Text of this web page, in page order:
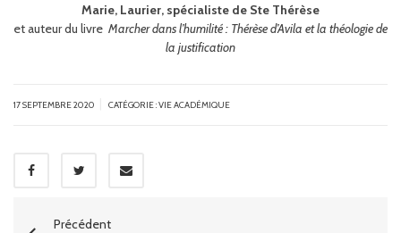
Marie, Laurier, spécialiste de Ste Thérèse
et auteur du livre Marcher dans l’humilité : Thérèse d’Avila et la théologie de
la justification
17 SEPTEMBRE 2020 CATÉGORIE :VIE ACADÉMIQUE
Précédent